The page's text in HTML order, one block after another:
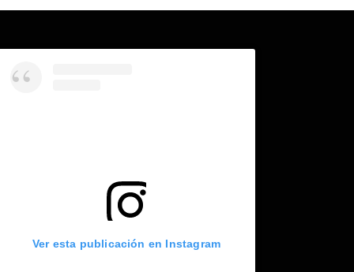
Ver esta publicación en Instagram